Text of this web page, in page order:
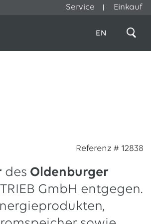
Service Einkauf
EN
Referenz # 12838
des Oldenburger
GmbH entgegen.